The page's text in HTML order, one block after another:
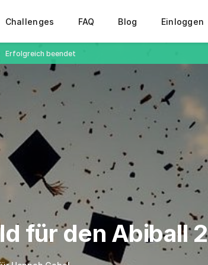
Challenges FAQ Blog Einloggen
Erfolgreich beendet
für den Abiball 2